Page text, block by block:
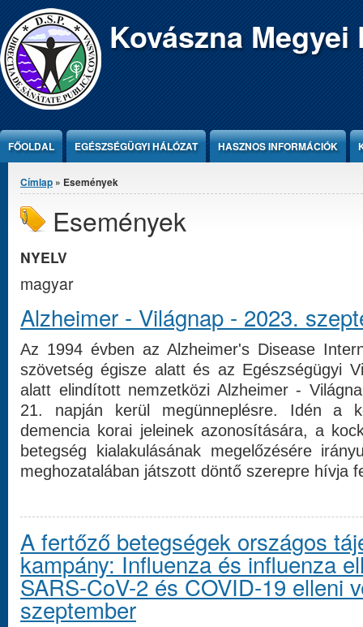
Jump to Content Kovászna
FŐOLDAL EGÉSZSÉGÜGYI HÁLÓZAT HASZNOS INFORMÁCIÓK
Jelenlegi hely
Címlap » Események
Események
NYELV
magyar
Alzheimer - Világnap - 2023.
Az 1994 évben az Alzheimer's Disease
szövetség égisze alatt és az Egészségügyi
alatt elindított nemzetközi Alzheimer -
21. napján kerül megünneplésre. Idén a
demencia korai jeleinek azonosítására, a
betegség kialakulásának megelőzésére
meghozatalában játszott döntő szerepre hívja
A fertőző betegségek országos
kampány: Influenza és influenza
SARS-CoV-2 és COVID-19 elleni
szeptember